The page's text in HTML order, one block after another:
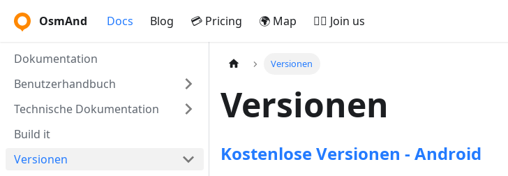
OsmAnd Docs Blog 💳 Pricing 🌍 Map 🚵‍♂️ Join us
Dokumentation
Benutzerhandbuch
Technische Dokumentation
Build it
Versionen
Versionen
Versionen
Kostenlose Versionen - Android